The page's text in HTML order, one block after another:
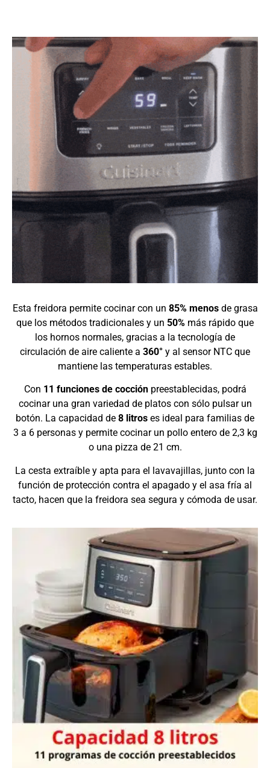
Esta freidora permite cocinar con un 85% menosde grasa
que los métodos tradicionales y un 50% más rápido que
los hornos normales, gracias a la tecnología de
circulación de aire caliente a 360° y al sensor NTC que
mantiene las temperaturas estables.
Con 11 funciones de cocciónpreestablecidas, podrá
cocinar una gran variedad de platos con sólo pulsar un
botón. La capacidad de 8 litros es ideal para familias de
3 a 6 personas y permite cocinar un pollo entero de 2,3 kg
o una pizza de 21 cm.
La cesta extraíble y apta para el lavavajillas, junto con la
función de protección contra el apagado y el asa fría al
tacto, hacen que la freidora sea segura y cómoda de usar.